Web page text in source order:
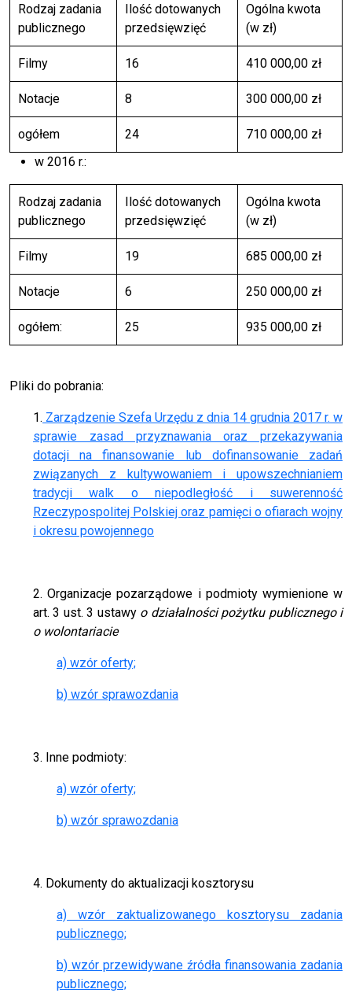
Rodzaj zadania
publicznego
Ilość dotowanych
przedsięwzięć
Ogólna kwota
(w zł)
Filmy 16 410 000,00 zł
Notacje 8 300 000,00 zł
ogółem 24
710 000,00 zł
w 2016 r.:
Rodzaj zadania
publicznego
Ilość dotowanych
przedsięwzięć
Ogólna kwota
(w zł)
Filmy 19 685 000,00 zł
Notacje 6 250 000,00 zł
ogółem: 25 935 000,00 zł
Pliki do pobrania:
1. Zarządzenie Szefa Urzędu z dnia 14 grudnia 2017 r. w
sprawie zasad przyznawania oraz przekazywania
dotacji na finansowanie lub dofinansowanie zadań
związanych z kultywowaniem i upowszechnianiem
tradycji walk o niepodległość i suwerenność
Rzeczypospolitej Polskiej oraz pamięci o ofiarach wojny
i okresu powojennego
2. Organizacje pozarządowe i podmioty wymienione w
art. 3 ust. 3 ustawy o działalności pożytku publicznego i
o wolontariacie
a) wzór oferty;
b) wzór sprawozdania
3. Inne podmioty:
a) wzór oferty;
b) wzór sprawozdania
4. Dokumenty do aktualizacji kosztorysu
a) wzór zaktualizowanego kosztorysu zadania
publicznego;
b) wzór przewidywane źródła finansowania zadania
publicznego;